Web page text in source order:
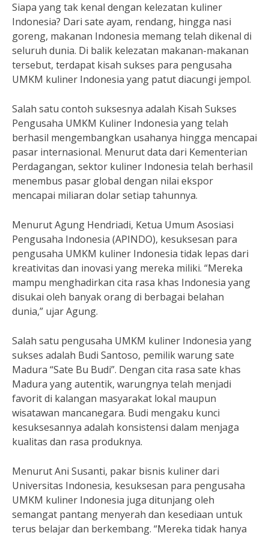
Siapa yang tak kenal dengan kelezatan kuliner
Indonesia? Dari sate ayam, rendang, hingga nasi
goreng, makanan Indonesia memang telah dikenal di
seluruh dunia. Di balik kelezatan makanan-makanan
tersebut, terdapat kisah sukses para pengusaha
UMKM kuliner Indonesia yang patut diacungi jempol.
Salah satu contoh suksesnya adalah Kisah Sukses
Pengusaha UMKM Kuliner Indonesia yang telah
berhasil mengembangkan usahanya hingga mencapai
pasar internasional. Menurut data dari Kementerian
Perdagangan, sektor kuliner Indonesia telah berhasil
menembus pasar global dengan nilai ekspor
mencapai miliaran dolar setiap tahunnya.
Menurut Agung Hendriadi, Ketua Umum Asosiasi
Pengusaha Indonesia (APINDO), kesuksesan para
pengusaha UMKM kuliner Indonesia tidak lepas dari
kreativitas dan inovasi yang mereka miliki. “Mereka
mampu menghadirkan cita rasa khas Indonesia yang
disukai oleh banyak orang di berbagai belahan
dunia,” ujar Agung.
Salah satu pengusaha UMKM kuliner Indonesia yang
sukses adalah Budi Santoso, pemilik warung sate
Madura “Sate Bu Budi”. Dengan cita rasa sate khas
Madura yang autentik, warungnya telah menjadi
favorit di kalangan masyarakat lokal maupun
wisatawan mancanegara. Budi mengaku kunci
kesuksesannya adalah konsistensi dalam menjaga
kualitas dan rasa produknya.
Menurut Ani Susanti, pakar bisnis kuliner dari
Universitas Indonesia, kesuksesan para pengusaha
UMKM kuliner Indonesia juga ditunjang oleh
semangat pantang menyerah dan kesediaan untuk
terus belajar dan berkembang. “Mereka tidak hanya